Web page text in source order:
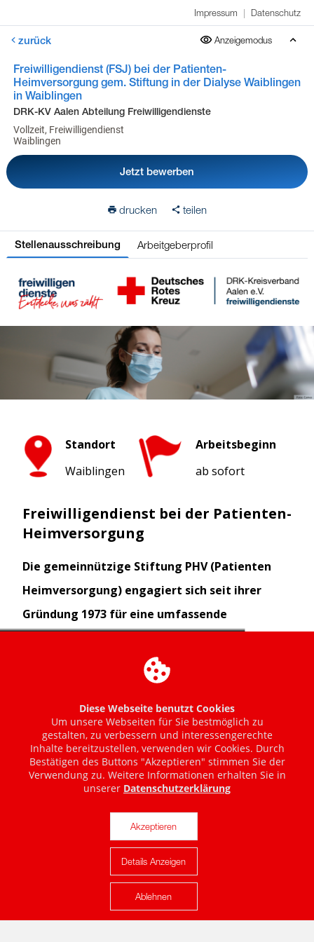
Impressum | Datenschutz
zurück Anzeigemodus
Freiwilligendienst (FSJ) bei der Patienten-
Heimversorgung gem. Stiftung in der Dialyse Waiblingen
in Waiblingen
DRK-KV Aalen Abteilung Freiwilligendienste
Vollzeit, Freiwilligendienst
Waiblingen
Jetzt bewerben
drucken teilen
Stellenausschreibung Arbeitgeberprofil
Karte anzeigen
Diese Webseite benutzt Cookies
Um unsere Webseiten für Sie bestmöglich zu
gestalten, zu verbessern und interessengerechte
Inhalte bereitzustellen, verwenden wir Cookies. Durch
Bestätigen des Buttons "Akzeptieren" stimmen Sie der
Verwendung zu. Weitere Informationen erhalten Sie in
unserer Datenschutzerklärung
Akzeptieren
Details Anzeigen
Ablehnen